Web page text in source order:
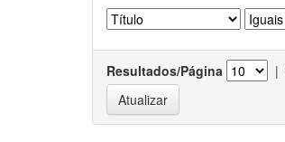
Resultados/Página |